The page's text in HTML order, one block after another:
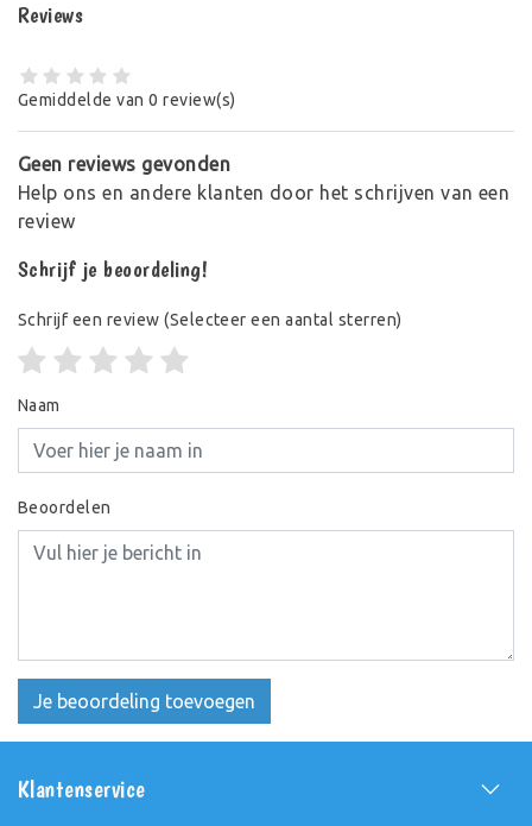
Reviews
Gemiddelde van 0 review(s)
Geen reviews gevonden
Help ons en andere klanten door het schrijven van een
review
Schrijf je beoordeling!
Schrijf een review (Selecteer een aantal sterren)
Naam
Beoordelen
Je beoordeling toevoegen
Klantenservice